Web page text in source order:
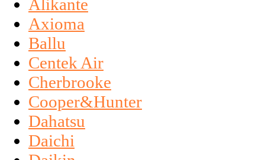
Alikante
Axioma
Ballu
Centek Air
Cherbrooke
Cooper&Hunter
Dahatsu
Daichi